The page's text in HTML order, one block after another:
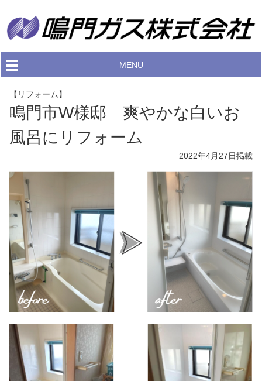
MENU
【リフォーム】
鳴門市W様邸 爽やかな白いお
風呂にリフォーム
2022年4月27日掲載